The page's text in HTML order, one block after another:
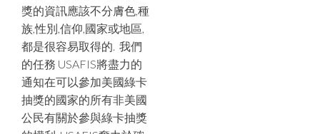
獎的資訊應該不分膚色,種
族,性別,信仰,國家或地區,
都是很容易取得的. 我們
的任務 USAFIS將盡力的
通知在可以參加美國綠卡
抽獎的國家的所有非美國
公民有關於參與綠卡抽獎